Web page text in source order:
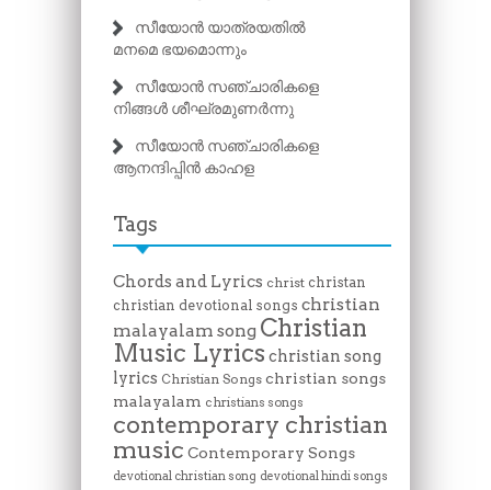
സീയോൻ യാത്രയതിൽ
മനമെ ഭയമൊന്നും
സീയോൻ സഞ്ചാരികളെ
നിങ്ങൾ ശീഘ്രമുണർന്നു
സീയോൻ സഞ്ചാരികളെ
ആനന്ദിപ്പിൻ കാഹള
Tags
Chords and Lyrics christ christan
christian devotional songs christian
malayalam song Christian
Music Lyrics christian song
lyrics Christian Songs christian songs
malayalam christians songs
contemporary christian
music Contemporary Songs
devotional christian song devotional hindi songs